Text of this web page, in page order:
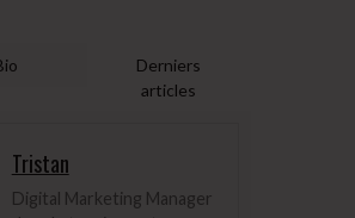
Derniers
articles
Tristan
Digital Marketing Manager